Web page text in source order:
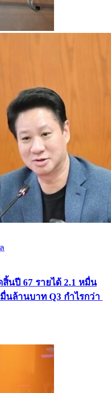
นปี 67 รายได้ 2.1 หมื่น
นล้านบาท Q3 กำไรกว่า